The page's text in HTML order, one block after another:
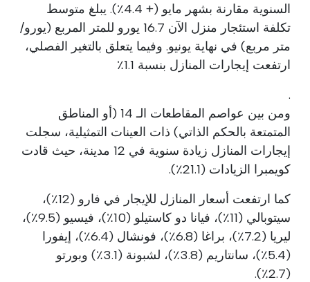
السنوية مقارنة بشهر مايو (+ 4.4٪). يبلغ متوسط
تكلفة استئجار منزل الآن 16.7 يورو للمتر المربع (يورو/
متر مربع) في نهاية يونيو. وفيما يتعلق بالتغير الفصلي،
ارتفعت إيجارات المنازل بنسبة 1.1٪
.
ومن بين عواصم المقاطعات الـ 14 (أو المناطق
المتمتعة بالحكم الذاتي) ذات العينات التمثيلية، سجلت
إيجارات المنازل زيادة سنوية في 12 مدينة، حيث قادت
كويمبرا الزيادات (21.1٪).
كما ارتفعت أسعار المنازل للإيجار في فارو (12٪)،
سيتوبالي (11٪)، فيانا دو كاستيلو (10٪)، فيسيو (9.5٪)،
ليريا (7.2٪)، براغا (6.8٪)، فونشال (6.4٪)، إيفورا
(5.4٪)، سانتاريم (3.8٪)، لشبونة (3.1٪) وبورتو
(2.7٪).